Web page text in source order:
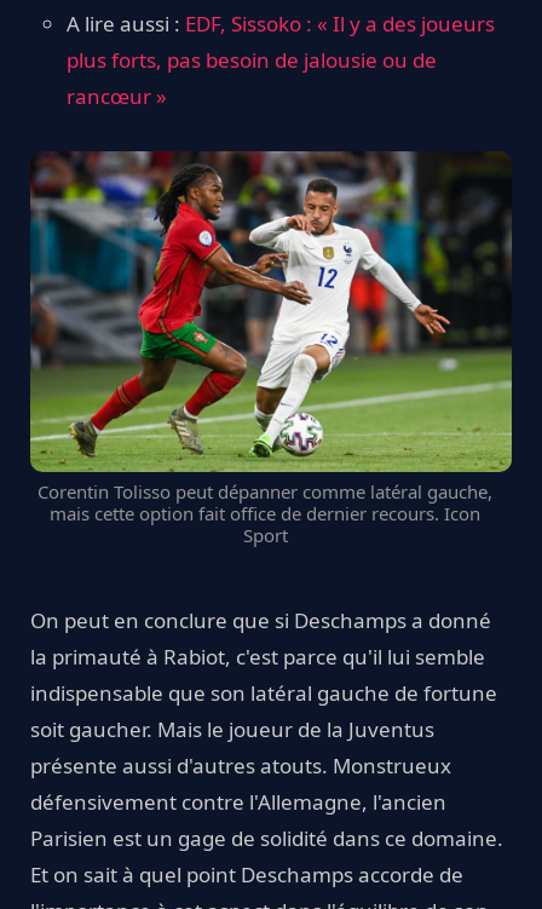
A lire aussi : EDF, Sissoko : « Il y a des joueurs
plus forts, pas besoin de jalousie ou de
rancœur »
Corentin Tolisso peut dépanner comme latéral gauche,
mais cette option fait office de dernier recours. Icon
Sport
On peut en conclure que si Deschamps a donné
la primauté à Rabiot, c'est parce qu'il lui semble
indispensable que son latéral gauche de fortune
soit gaucher. Mais le joueur de la Juventus
présente aussi d'autres atouts. Monstrueux
défensivement contre l'Allemagne, l'ancien
Parisien est un gage de solidité dans ce domaine.
Et on sait à quel point Deschamps accorde de